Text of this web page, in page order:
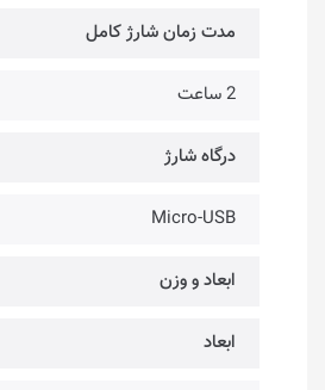
مدت زمان شارژ کامل
2 ساعت
درگاه شارژ
Micro-USB
ابعاد و وزن
ابعاد